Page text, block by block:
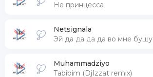
Не принцесса
Netsignala
Muhammadziyo
Tabibim (DjIzzat remix)